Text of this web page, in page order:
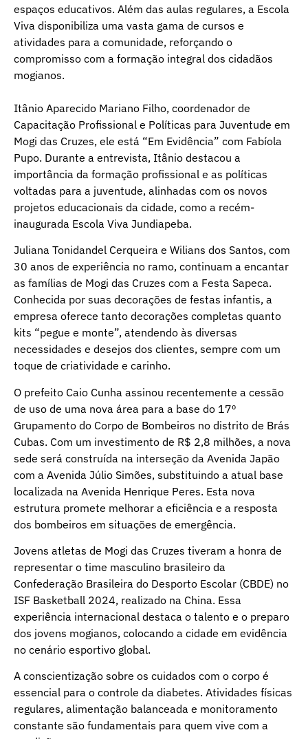
espaços educativos. Além das aulas regulares, a Escola
Viva disponibiliza uma vasta gama de cursos e
atividades para a comunidade, reforçando o
compromisso com a formação integral dos cidadãos
mogianos.
Itânio Aparecido Mariano Filho, coordenador de
Capacitação Profissional e Políticas para Juventude em
Mogi das Cruzes, ele está “Em Evidência” com Fabíola
Pupo. Durante a entrevista, Itânio destacou a
importância da formação profissional e as políticas
voltadas para a juventude, alinhadas com os novos
projetos educacionais da cidade, como a recém-
inaugurada Escola Viva Jundiapeba.
Juliana Tonidandel Cerqueira e Wilians dos Santos, com
30 anos de experiência no ramo, continuam a encantar
as famílias de Mogi das Cruzes com a Festa Sapeca.
Conhecida por suas decorações de festas infantis, a
empresa oferece tanto decorações completas quanto
kits “pegue e monte”, atendendo às diversas
necessidades e desejos dos clientes, sempre com um
toque de criatividade e carinho.
O prefeito Caio Cunha assinou recentemente a cessão
de uso de uma nova área para a base do 17º
Grupamento do Corpo de Bombeiros no distrito de Brás
Cubas. Com um investimento de R$ 2,8 milhões, a nova
sede será construída na interseção da Avenida Japão
com a Avenida Júlio Simões, substituindo a atual base
localizada na Avenida Henrique Peres. Esta nova
estrutura promete melhorar a eficiência e a resposta
dos bombeiros em situações de emergência.
Jovens atletas de Mogi das Cruzes tiveram a honra de
representar o time masculino brasileiro da
Confederação Brasileira do Desporto Escolar (CBDE) no
ISF Basketball 2024, realizado na China. Essa
experiência internacional destaca o talento e o preparo
dos jovens mogianos, colocando a cidade em evidência
no cenário esportivo global.
A conscientização sobre os cuidados com o corpo é
essencial para o controle da diabetes. Atividades físicas
regulares, alimentação balanceada e monitoramento
constante são fundamentais para quem vive com a